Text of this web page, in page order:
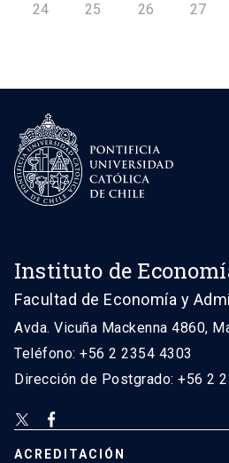
24 25 26 27
Instituto de
Facultad de Economía y
Avda. Vicuña Mackenna 4860,
Teléfono: +56 2 2354 4303
Dirección de Postgrado: +56 2
ACREDITACIÓN